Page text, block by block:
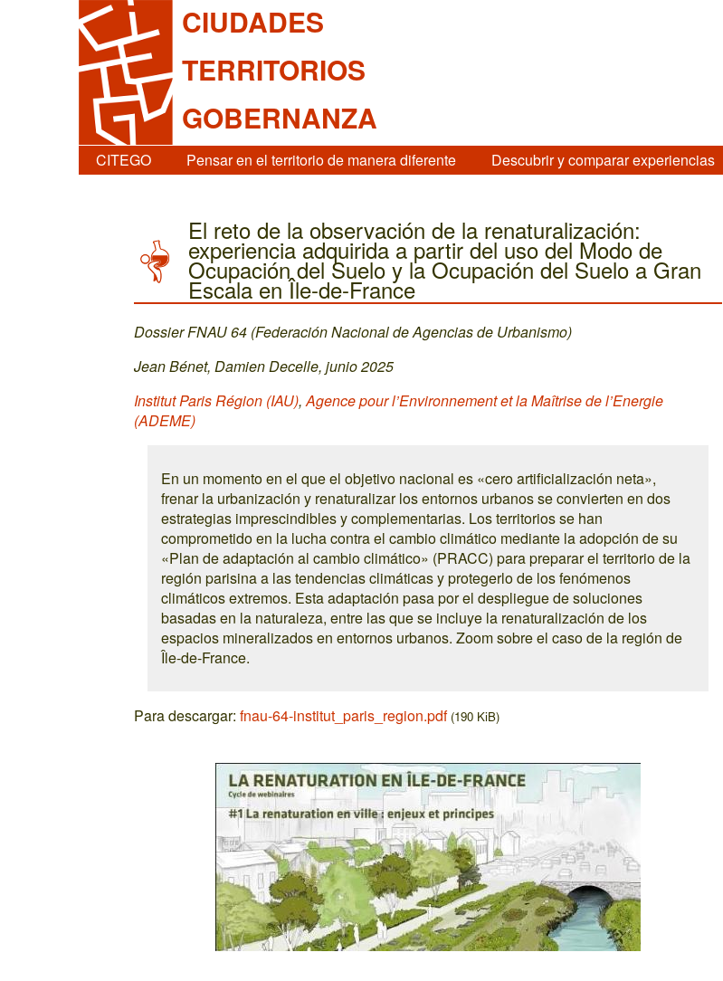
CIUDADES
TERRITORIOS
GOBERNANZA
CITEGO Pensar en el territorio de manera diferente Descubrir y comparar experiencias
El reto de la observación de la renaturalización:
experiencia adquirida a partir del uso del Modo de
Ocupación del Suelo y la Ocupación del Suelo a Gran
Escala en Île-de-France
Dossier FNAU 64 (Federación Nacional de Agencias de Urbanismo)
Jean Bénet, Damien Decelle, junio 2025
Institut Paris Région (IAU),Agence pour l’Environnement et la Maîtrise de l’Energie
(ADEME)
En un momento en el que el objetivo nacional es «cero artificialización neta»,
frenar la urbanización y renaturalizar los entornos urbanos se convierten en dos
estrategias imprescindibles y complementarias. Los territorios se han
comprometido en la lucha contra el cambio climático mediante la adopción de su
«Plan de adaptación al cambio climático» (PRACC) para preparar el territorio de la
región parisina a las tendencias climáticas y protegerlo de los fenómenos
climáticos extremos. Esta adaptación pasa por el despliegue de soluciones
basadas en la naturaleza, entre las que se incluye la renaturalización de los
espacios mineralizados en entornos urbanos. Zoom sobre el caso de la región de
Île-de-France.
Para descargar:fnau-64-institut_paris_region.pdf (190 KiB)